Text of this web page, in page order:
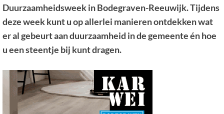
Duurzaamheidsweek in Bodegraven-Reeuwijk. Tijdens
deze week kunt u op allerlei manieren ontdekken wat
er al gebeurt aan duurzaamheid in de gemeente én hoe
u een steentje bij kunt dragen.